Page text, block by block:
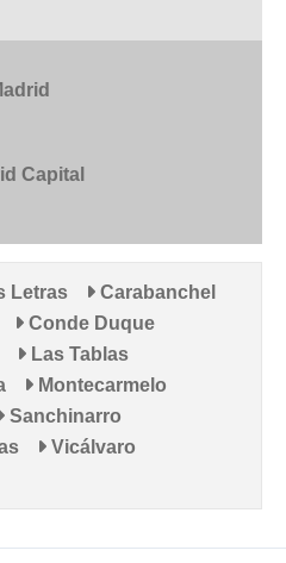
Capital
Letras
Carabanchel
Conde Duque
Las Tablas
Montecarmelo
Sanchinarro
Vicálvaro